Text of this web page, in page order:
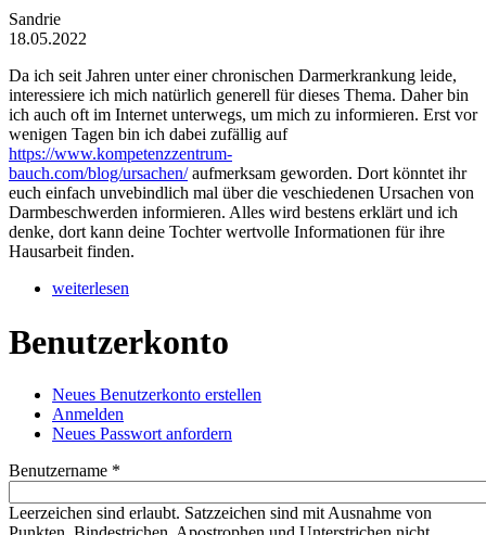
Sandrie
18.05.2022
Da ich seit Jahren unter einer chronischen Darmerkrankung leide,
interessiere ich mich natürlich generell für dieses Thema. Daher bin
ich auch oft im Internet unterwegs, um mich zu informieren. Erst vor
wenigen Tagen bin ich dabei zufällig auf
https://www.kompetenzzentrum-
bauch.com/blog/ursachen/aufmerksam geworden. Dort könntet ihr
euch einfach unvebindlich mal über die veschiedenen Ursachen von
Darmbeschwerden informieren. Alles wird bestens erklärt und ich
denke, dort kann deine Tochter wertvolle Informationen für ihre
Hausarbeit finden.
weiterlesen
Benutzerkonto
Haupt-Reiter
Neues Benutzerkonto erstellen
Anmelden
Neues Passwort anfordern
Benutzername *
Leerzeichen sind erlaubt. Satzzeichen sind mit Ausnahme von